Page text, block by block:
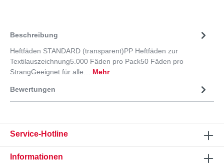
Beschreibung
Heftfäden STANDARD (transparent)PP Heftfäden zur
Textilauszeichnung5.000 Fäden pro Pack50 Fäden pro
StrangGeeignet für alle… Mehr
Bewertungen
Service-Hotline
Informationen